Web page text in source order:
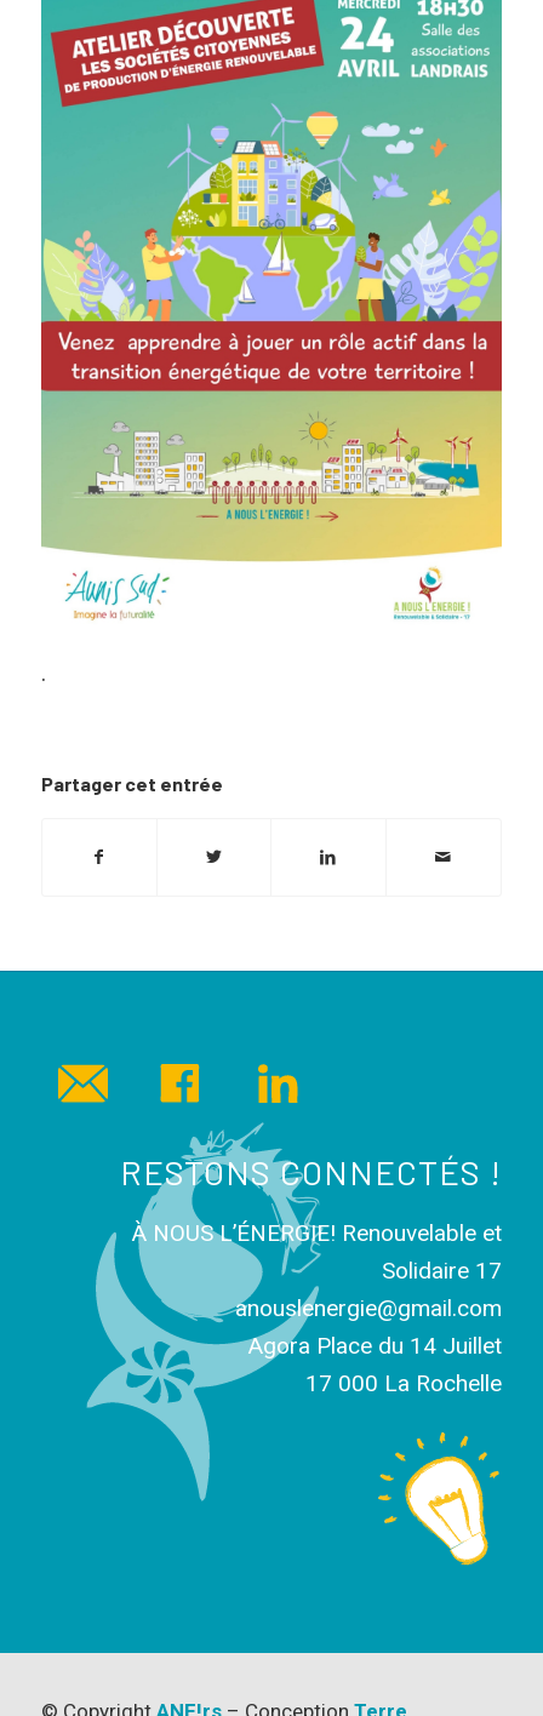
.
Partager cet entrée
RESTONS CONNECTÉS !
À NOUS L’ÉNERGIE! Renouvelable et
Solidaire 17
anouslenergie@gmail.com
Agora Place du 14 Juillet
17 000 La Rochelle